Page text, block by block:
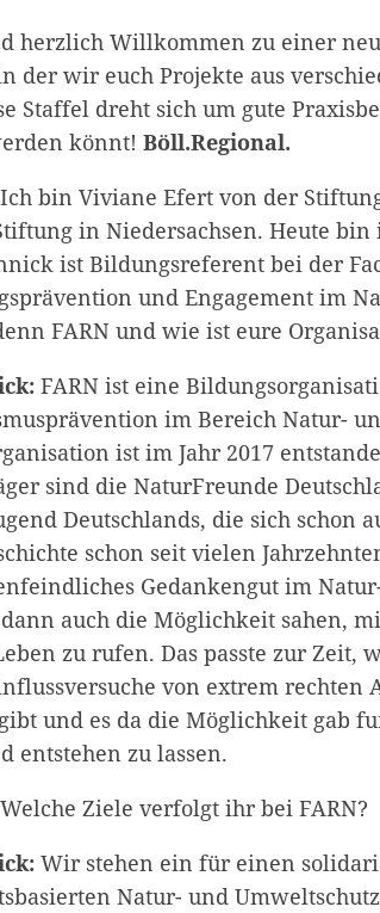
herzlich Willkommen zu einer
der wir euch Projekte aus
Staffel dreht sich um gute
könnt! Böll.Regional.
Ich bin Viviane Efert von der
in Niedersachsen. Heute bin
ist Bildungsreferent bei der
und Engagement im
FARN und wie ist eure
FARN ist eine
im Bereich Natur-
ist im Jahr 2017
sind die NaturFreunde
Deutschlands, die sich schon
schon seit vielen
Gedankengut im
auch die Möglichkeit sahen,
zu rufen. Das passte zur Zeit,
von extrem
und es da die Möglichkeit gab
entstehen zu lassen.
Welche Ziele verfolgt ihr bei FARN?
Wir stehen ein für einen
Natur- und